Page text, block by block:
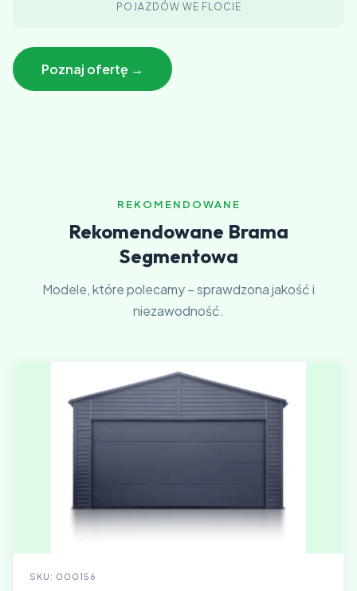
POJAZDÓW WE FLOCIE
Poznaj ofertę →
REKOMENDOWANE
Rekomendowane Brama
Segmentowa
Modele, które polecamy – sprawdzona jakość i
niezawodność.
SKU: 000156